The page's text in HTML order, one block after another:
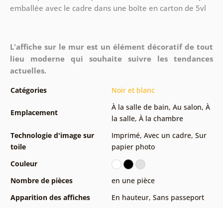
emballée avec le cadre dans une boîte en carton de 5vl
L'affiche sur le mur est un élément décoratif de tout
lieu moderne qui souhaite suivre les tendances
actuelles.
Catégories Noir et blanc
Emplacement
À la salle de bain, Au salon, À
la salle, À la chambre
Technologie d'image sur
toile
Imprimé, Avec un cadre, Sur
papier photo
Couleur
Nombre de pièces
en une pièce
Apparition des affiches
En hauteur, Sans passeport